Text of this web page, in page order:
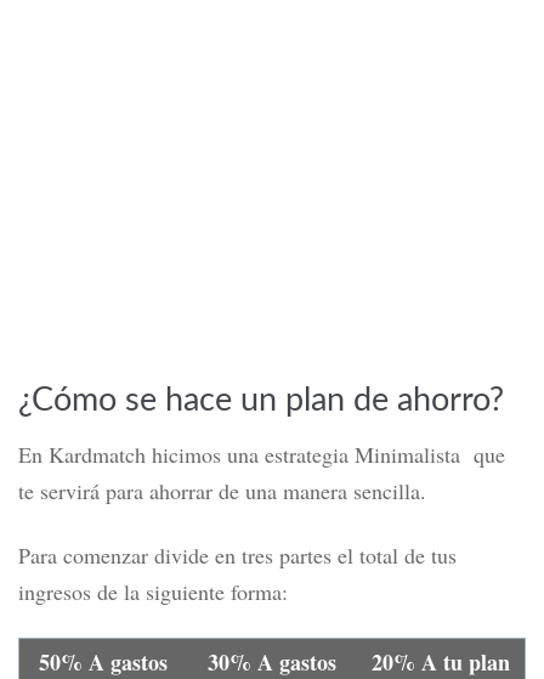
¿Cómo se hace un plan de ahorro?
En Kardmatch hicimos una estrategia Minimalista que
te servirá para ahorrar de una manera sencilla.
Para comenzar divide en tres partes el total de tus
ingresos de la siguiente forma:
50% A gastos
30% A gastos
20% A tu plan